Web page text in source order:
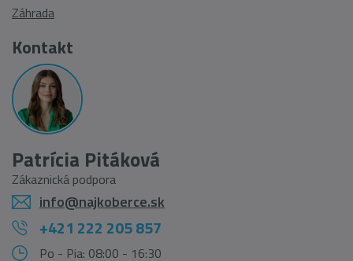
Záhrada
Kontakt
Patrícia Pitáková
Zákaznická podpora
info@najkoberce.sk
+421 222 205 857
Po - Pia: 08:00 - 16:30